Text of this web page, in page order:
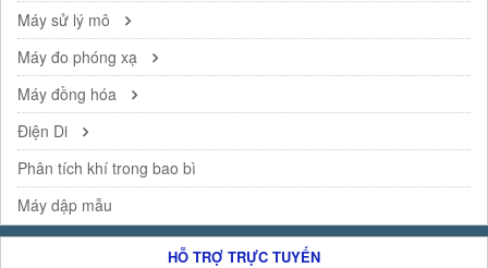
Máy sử lý mô
Máy đo phóng xạ
Máy đồng hóa
Điện Di
Phân tích khí trong bao bì
Máy dập mẫu
HỖ TRỢ TRỰC TUYẾN